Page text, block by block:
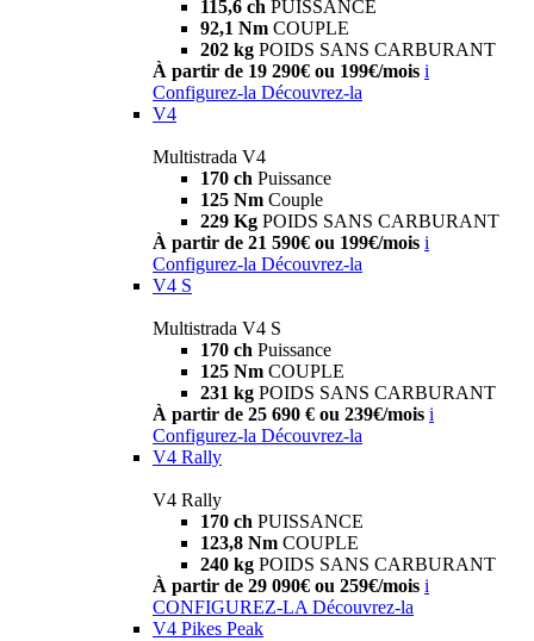
115,6 ch PUISSANCE
92,1 Nm COUPLE
202 kg POIDS SANS CARBURANT
À partir de 19 290€ ou 199€/mois i
Configurez-la Découvrez-la
V4
Multistrada V4
170 ch Puissance
125 Nm Couple
229 Kg POIDS SANS CARBURANT
À partir de 21 590€ ou 199€/mois i
Configurez-la Découvrez-la
V4 S
Multistrada V4 S
170 ch Puissance
125 Nm COUPLE
231 kg POIDS SANS CARBURANT
À partir de 25 690 € ou 239€/mois i
Configurez-la Découvrez-la
V4 Rally
V4 Rally
170 ch PUISSANCE
123,8 Nm COUPLE
240 kg POIDS SANS CARBURANT
À partir de 29 090€ ou 259€/mois i
CONFIGUREZ-LA Découvrez-la
V4 Pikes Peak